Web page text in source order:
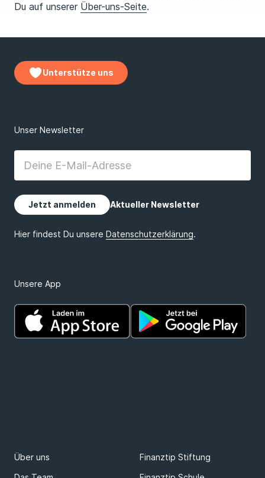
Du auf unserer Über-uns-Seite.
Unterstütze uns
Unsere App
Über uns
Finanztip Stiftung